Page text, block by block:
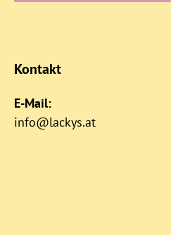
Kontakt
E-Mail:
info@lackys.at